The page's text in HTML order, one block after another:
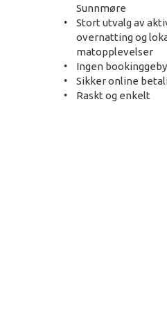
Sunnmøre
Stort utvalg av
overnatting og
matopplevelser
Ingen
Sikker online
Raskt og enkelt